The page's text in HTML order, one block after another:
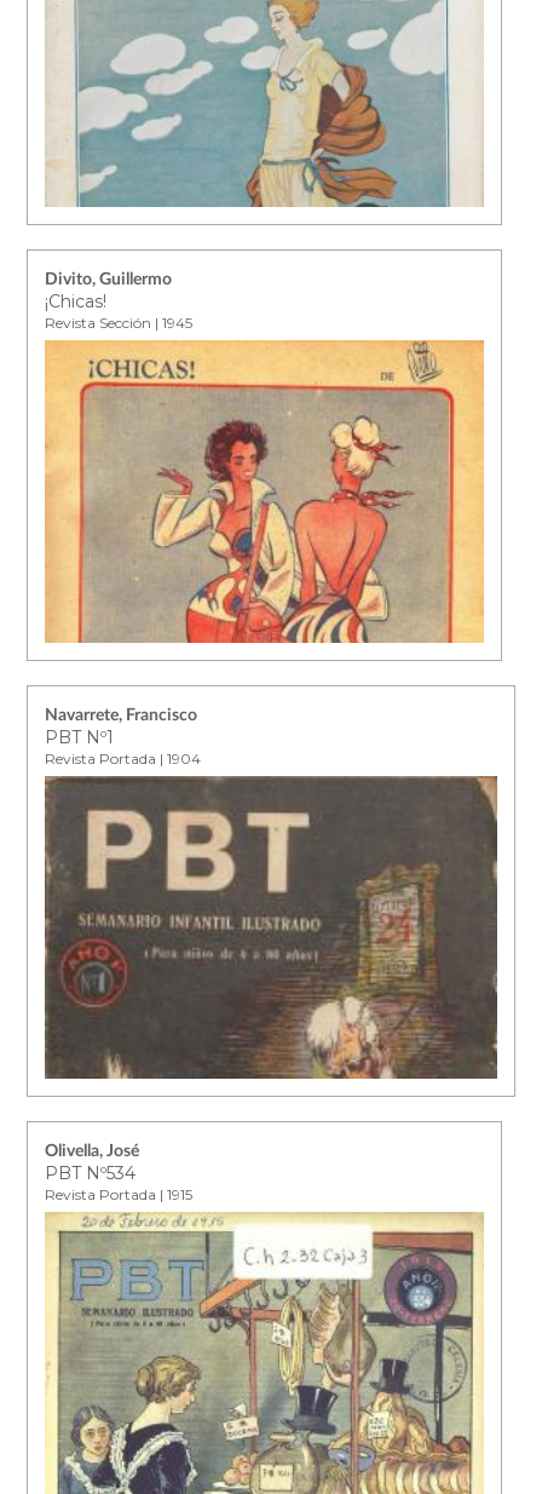
Divito, Guillermo
¡Chicas!
Revista Sección | 1945
Navarrete, Francisco
PBT Nº1
Revista Portada | 1904
Olivella, José
PBT Nº534
Revista Portada | 1915